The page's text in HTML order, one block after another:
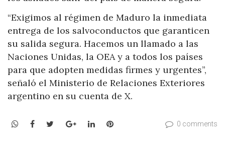
“Exigimos al régimen de Maduro la inmediata
entrega de los salvoconductos que garanticen
su salida segura. Hacemos un llamado a las
Naciones Unidas, la OEA y a todos los países
para que adopten medidas firmes y urgentes”,
señaló el Ministerio de Relaciones Exteriores
argentino en su cuenta de X.
WhatsApp
Facebook
TwitterGoogle+LinkedInPinterest 0 comments